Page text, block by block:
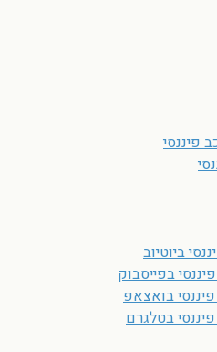
פיננסי
ביוטיוב
בפייסבוק
בואצאפ
בטלגרם